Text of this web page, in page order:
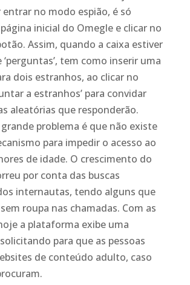
no modo espião, é só
inicial do Omegle e clicar no
Assim, quando a caixa estiver
tem como inserir uma
dois estranhos, ao clicar no
a estranhos’ para convidar
aleatórias que responderão.
problema é que não existe
para impedir o acesso ao
de idade. O crescimento do
por conta das buscas
internautas, tendo alguns que
roupa nas chamadas. Com as
a plataforma exibe uma
para que as pessoas
de conteúdo adulto, caso